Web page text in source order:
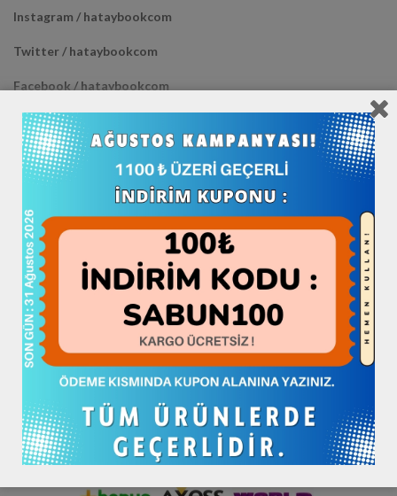
Instagram / hataybookcom
Twitter / hataybookcom
Facebook / hataybookcom
Youtube / hataybookcom
Diğer Mağazalarımız :
Trendyol >> HATAYBOOK <<
Hepsiburada >> HATAYBOOK <<
Hatay Yerli Üretim